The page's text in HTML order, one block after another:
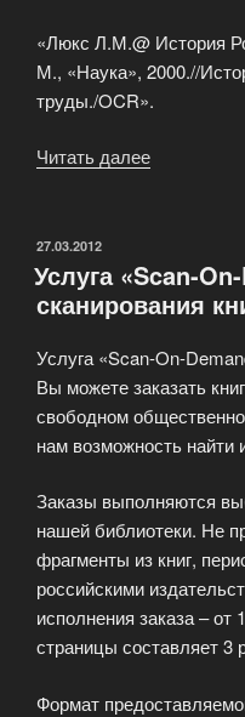
«Люкс Л.М.@ История
М., «Наука», 2000.//
труды./OCR».
Читать далее
ОПУБЛИКОВАНО
27.03.2012
Услуга «Scan-
сканирования
Услуга «Scan-On-
Вы можете заказать
свободном
нам возможность найти
Заказы выполняются
нашей библиотеки. Не
фрагменты из книг,
российскими
исполнения заказа –
страницы составляет 3
Формат